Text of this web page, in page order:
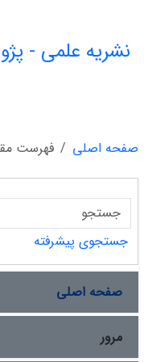
نشریه علمی -
صفحه اصلی
فهرست
جستجوی پیشرفته
صفحه اصلی
مرور